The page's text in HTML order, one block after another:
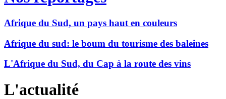
Afrique du Sud, un pays haut en couleurs
Afrique du sud: le boum du tourisme des baleines
L'Afrique du Sud, du Cap à la route des vins
L'actualité